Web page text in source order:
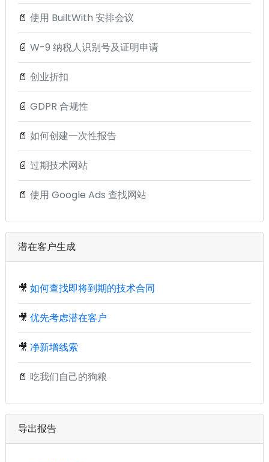
📄 使用 BuiltWith 安排会议
📄 W-9 纳税人识别号及证明申请
📄 创业折扣
📄 GDPR 合规性
📄 如何创建一次性报告
📄 过期技术网站
📄 使用 Google Ads 查找网站
潜在客户生成
🎥 如何查找即将到期的技术合同
🎥 优先考虑潜在客户
🎥 净新增线索
📄 吃我们自己的狗粮
导出报告